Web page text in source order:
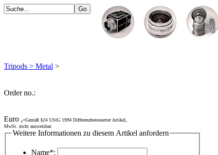
Tripods > Metal >
Order no.:
Euro ,-Gemäß §24 UStG 1994 Differenzbesteuerter Artikel,
MwSt. nicht ausweisbar.
Weitere Informationen zu diesem Artikel anfordern
Name*: